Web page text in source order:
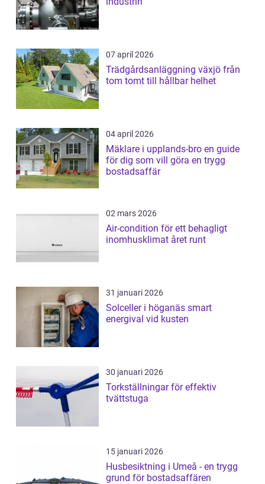
07 april 2026
Trädgårdsanläggning växjö från
tom tomt till hållbar helhet
04 april 2026
Mäklare i upplands-bro en guide
för dig som vill göra en trygg
bostadsaffär
02 mars 2026
Air-condition för ett behagligt
inomhusklimat året runt
31 januari 2026
Solceller i höganäs smart
energival vid kusten
30 januari 2026
Torkställningar för effektiv
tvättstuga
15 januari 2026
Husbesiktning i Umeå - en trygg
grund för bostadsaffären